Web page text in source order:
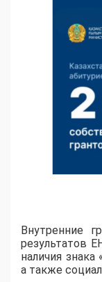
Внутренние
результатов
наличия знака
а также